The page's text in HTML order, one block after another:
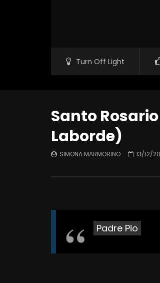
Turn Off Light
Santo
Laborde)
SIMONA MARMORINO 13/12/
Padre Pio